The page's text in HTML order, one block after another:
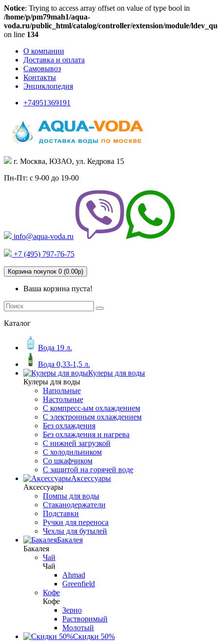
Notice: Trying to access array offset on value of type bool in
/home/p/pm79mah1/aqua-
voda.ru/public_html/catalog/controller/extension/module/
on line 134
О компании
Доставка и оплата
Самовывоз
Контакты
Энциклопедия
+74951369191
г. Москва, ЮЗАО, ул. Кедрова 15
Пн-Пт: с 9-00 до 19-00
info@aqua-voda.ru
+7 (495) 797-76-75
Корзина покупок 0 (0.00р)
Ваша корзина пуста!
Каталог
Вода 19 л.
Вода 0,33-1,5 л.
Кулеры для воды
Кулеры для воды
Напольные
Настольные
С компресс-ым охлаждением
С электронным охлаждением
Без охлаждения
Без охлаждения и нагрева
С нижней загрузкой
С холодильником
Со шкафчиком
С защитой на горячей воде
Аксессуары
Аксессуары
Помпы для воды
Стаканодержатели
Подставки
Ручки для переноса
Чехлы для бутылей
Бакалея
Бакалея
Чай
Чай
Ahmad
Greenfield
Кофе
Кофе
Зерно
Растворимый
Молотый
Скидки 50%